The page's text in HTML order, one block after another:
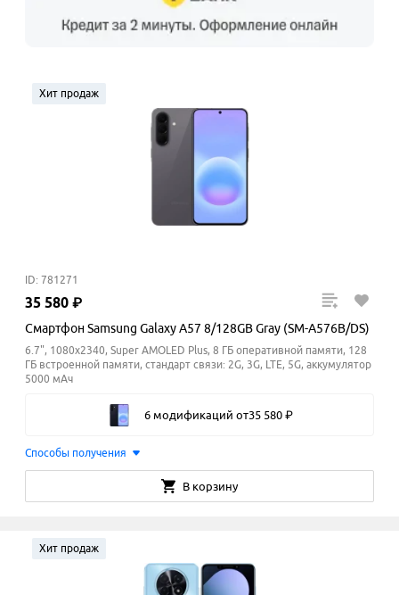
Хит продаж
ID: 781271
35 580 ₽
Смартфон Samsung Galaxy A57 8/128GB Gray (SM-A576B/DS)
6.7", 1080x2340, Super AMOLED Plus, 8 ГБ оперативной памяти, 128
ГБ встроенной памяти, стандарт связи: 2G, 3G, LTE, 5G, аккумулятор
5000 мАч
6 модификаций от35 580 ₽
Способы получения
В корзину
Хит продаж